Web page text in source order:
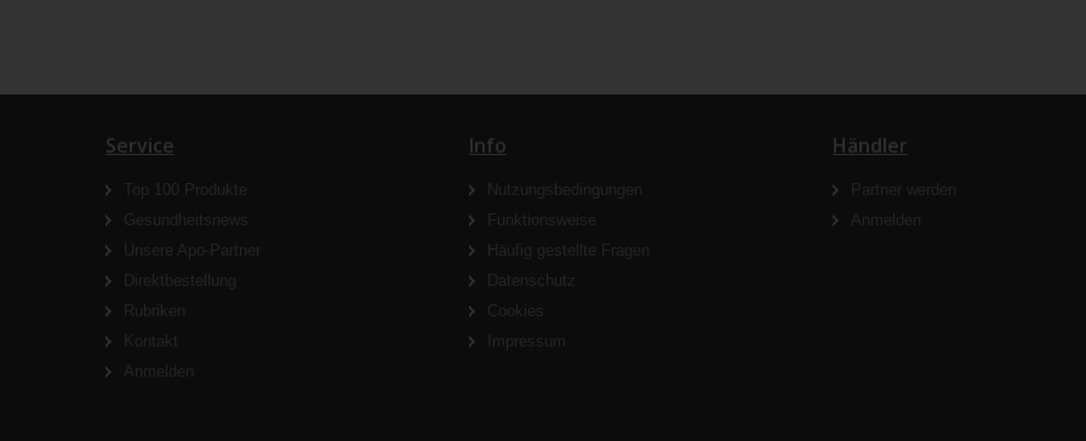
Service
Top 100 Produkte
Gesundheitsnews
Unsere Apo-Partner
Direktbestellung
Rubriken
Kontakt
Anmelden
Info
Nutzungsbedingungen
Funktionsweise
Häufig gestellte Fragen
Datenschutz
Cookies
Impressum
Händler
Partner werden
Anmelden